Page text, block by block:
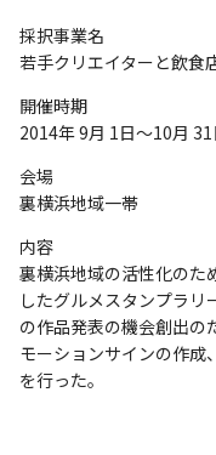
採択事業名
若手クリエイターと飲食
開催時期
2014年 9月 1日～10月 31
会場
裏横浜地域一帯
内容
裏横浜地域の活性化のた
したグルメスタンプラ
の作品発表の機会創出の
モーションサインの作成
を行った。